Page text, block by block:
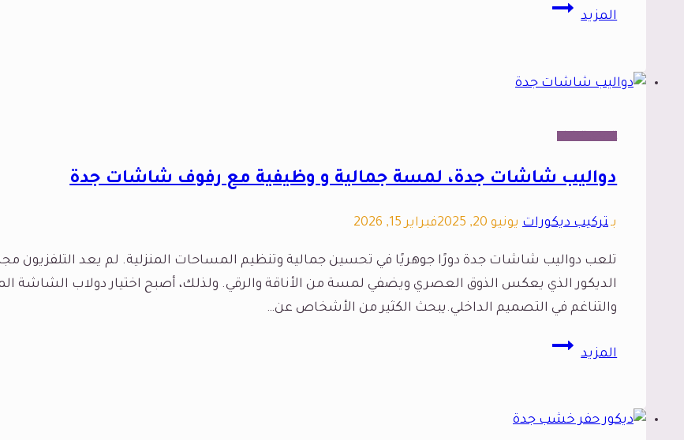
المزيد
حواجز
دليلك
فواصل
خشب
الديكور الداخلي
دواليب شاشات جدة، لمسة جمالية و وظيفية مع رفوف شاشات جدة
بـتركيب ديكورات يونيو 20, 2025 فبراير 15, 2026
تلعب دواليب شاشات جدة دورًا جوهريًا في تحسين جمالية وتنظيم المساحات المنزلية. لم يعد التلفزيون
الديكور الذي يعكس الذوق العصري ويضفي لمسة من الأناقة والرقي. ولذلك، أصبح اختيار دولاب
والتناغم في التصميم الداخلي.يبحث الكثير من الأشخاص عن…
المزيد
دواليب
لمسة